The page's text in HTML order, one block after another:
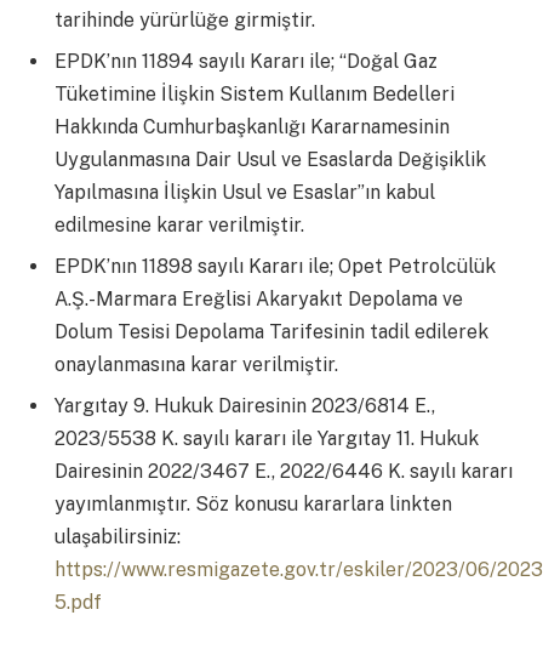
tarihinde yürürlüğe girmiştir.
EPDK’nın 11894 sayılı Kararı ile; “Doğal Gaz
Tüketimine İlişkin Sistem Kullanım Bedelleri
Hakkında Cumhurbaşkanlığı Kararnamesinin
Uygulanmasına Dair Usul ve Esaslarda Değişiklik
Yapılmasına İlişkin Usul ve Esaslar”ın kabul
edilmesine karar verilmiştir.
EPDK’nın 11898 sayılı Kararı ile; Opet Petrolcülük
A.Ş.-Marmara Ereğlisi Akaryakıt Depolama ve
Dolum Tesisi Depolama Tarifesinin tadil edilerek
onaylanmasına karar verilmiştir.
Yargıtay 9. Hukuk Dairesinin 2023/6814 E.,
2023/5538 K. sayılı kararı ile Yargıtay 11. Hukuk
Dairesinin 2022/3467 E., 2022/6446 K. sayılı kararı
yayımlanmıştır. Söz konusu kararlara linkten
ulaşabilirsiniz:
https://www.resmigazete.gov.tr/eskiler/2023/06/
5.pdf